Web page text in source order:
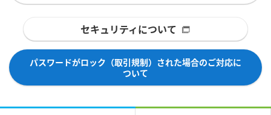
セキュリティについて
パスワードがロック（取引規制）された場合のご対応に
ついて